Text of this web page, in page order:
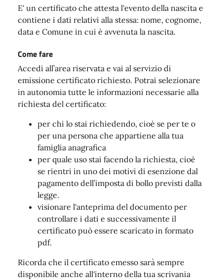
E' un certificato che attesta l'evento della nascita e
contiene i dati relativi alla stessa: nome, cognome,
data e Comune in cui è avvenuta la nascita.
Come fare
Accedi all’area riservata e vai al servizio di
emissione certificato richiesto. Potrai selezionare
in autonomia tutte le informazioni necessarie alla
richiesta del certificato:
per chi lo stai richiedendo, cioè se per te o
per una persona che appartiene alla tua
famiglia anagrafica
per quale uso stai facendo la richiesta, cioè
se rientri in uno dei motivi di esenzione dal
pagamento dell’imposta di bollo previsti dalla
legge.
visionare l'anteprima del documento per
controllare i dati e successivamente il
certificato può essere scaricato in formato
pdf.
Ricorda che il certificato emesso sarà sempre
disponibile anche all'interno della tua scrivania